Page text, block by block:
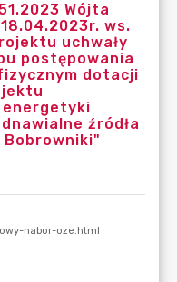
Wójta
ws.
uchwały
postępowania
dotacji
energetyki
źródła